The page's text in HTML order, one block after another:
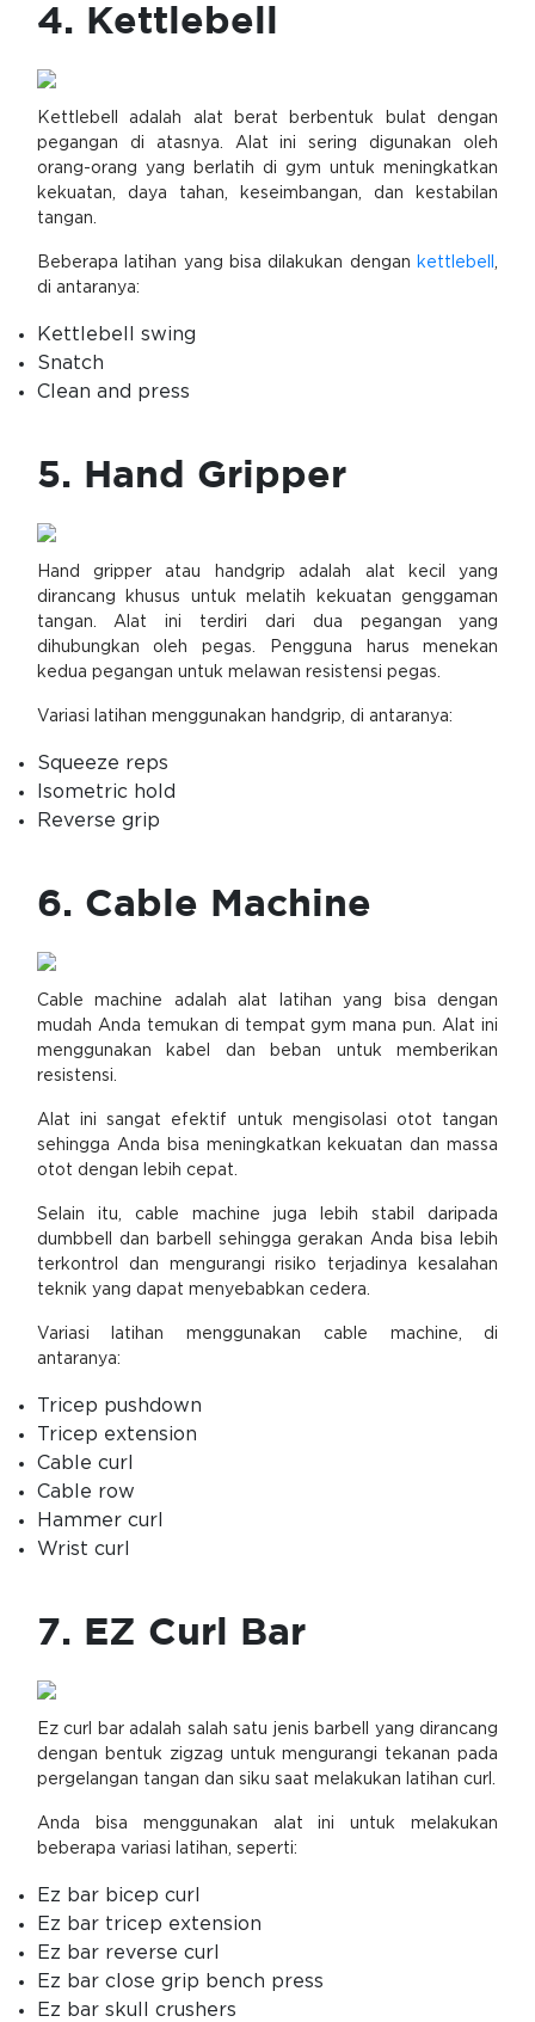
4. Kettlebell
Kettlebell adalah alat berat berbentuk bulat dengan
pegangan di atasnya. Alat ini sering digunakan oleh
orang-orang yang berlatih di gym untuk meningkatkan
kekuatan, daya tahan, keseimbangan, dan kestabilan
tangan.
Beberapa latihan yang bisa dilakukan dengan kettlebell,
di antaranya:
Kettlebell swing
Snatch
Clean and press
5. Hand Gripper
Hand gripper atau handgrip adalah alat kecil yang
dirancang khusus untuk melatih kekuatan genggaman
tangan. Alat ini terdiri dari dua pegangan yang
dihubungkan oleh pegas. Pengguna harus menekan
kedua pegangan untuk melawan resistensi pegas.
Variasi latihan menggunakan handgrip, di antaranya:
Squeeze reps
Isometric hold
Reverse grip
6. Cable Machine
Cable machine adalah alat latihan yang bisa dengan
mudah Anda temukan di tempat gym mana pun. Alat ini
menggunakan kabel dan beban untuk memberikan
resistensi.
Alat ini sangat efektif untuk mengisolasi otot tangan
sehingga Anda bisa meningkatkan kekuatan dan massa
otot dengan lebih cepat.
Selain itu, cable machine juga lebih stabil daripada
dumbbell dan barbell sehingga gerakan Anda bisa lebih
terkontrol dan mengurangi risiko terjadinya kesalahan
teknik yang dapat menyebabkan cedera.
Variasi latihan menggunakan cable machine, di
antaranya:
Tricep pushdown
Tricep extension
Cable curl
Cable row
Hammer curl
Wrist curl
7. EZ Curl Bar
Ez curl bar adalah salah satu jenis barbell yang dirancang
dengan bentuk zigzag untuk mengurangi tekanan pada
pergelangan tangan dan siku saat melakukan latihan curl.
Anda bisa menggunakan alat ini untuk melakukan
beberapa variasi latihan, seperti:
Ez bar bicep curl
Ez bar tricep extension
Ez bar reverse curl
Ez bar close grip bench press
Ez bar skull crushers